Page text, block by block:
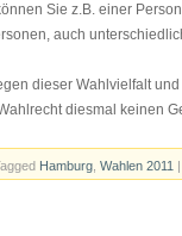
Sie z.B. einer
auch
dieser Wahlvielfalt
diesmal keinen
Hamburg Wahlen 2011 |